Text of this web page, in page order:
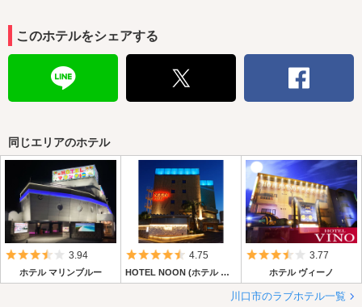
このホテルをシェアする
同じエリアのホテル
5つ星のうち3.5
3.94
ホテル マリンブルー
5つ星のうち4.5
4.75
HOTEL NOON (ホテル ヌーン)
5つ星のうち
3.77
ホテル ヴィーノ
川口市のラブホテル一覧